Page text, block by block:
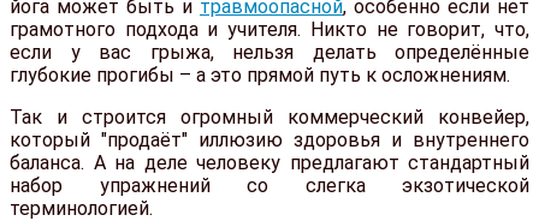
йога может быть и травмоопасной, особенно если нет
грамотного подхода и учителя. Никто не говорит, что,
если у вас грыжа, нельзя делать определённые
глубокие прогибы – а это прямой путь к осложнениям.
Так и строится огромный коммерческий конвейер,
который "продаёт" иллюзию здоровья и внутреннего
баланса. А на деле человеку предлагают стандартный
набор упражнений со слегка экзотической
терминологией.